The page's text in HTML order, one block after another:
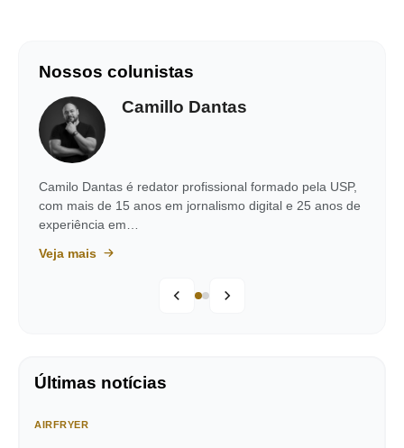
Nossos colunistas
Camillo Dantas
Camilo Dantas é redator profissional formado pela USP,
com mais de 15 anos em jornalismo digital e 25 anos de
experiência em…
Veja mais
Últimas notícias
AIRFRYER